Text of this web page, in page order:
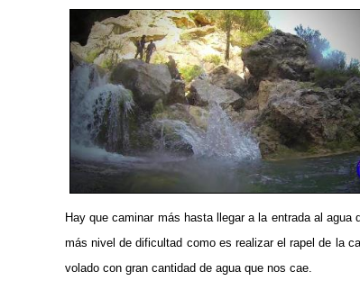
Hay que caminar más hasta llegar a la entrada al
más nivel de dificultad como es realizar el rapel de la
volado con gran cantidad de agua que nos cae.